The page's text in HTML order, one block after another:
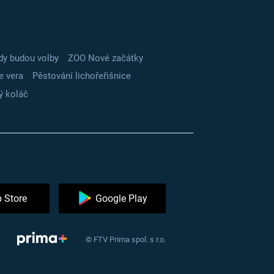
budou volby
ZOO Nové začátky
vera
Pěstování lichořeřišnice
koláč
Store Google Play
© FTV Prima spol. s r.o.